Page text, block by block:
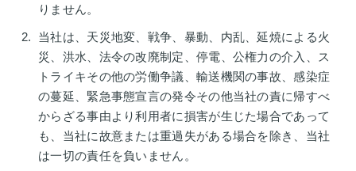
りません。
当社は、天災地変、戦争、暴動、内乱、延焼による火
災、洪水、法令の改廃制定、停電、公権力の介入、ス
トライキその他の労働争議、輸送機関の事故、感染症
の蔓延、緊急事態宣言の発令その他当社の責に帰すべ
からざる事由より利用者に損害が生じた場合であって
も、当社に故意または重過失がある場合を除き、当社
は一切の責任を負いません。